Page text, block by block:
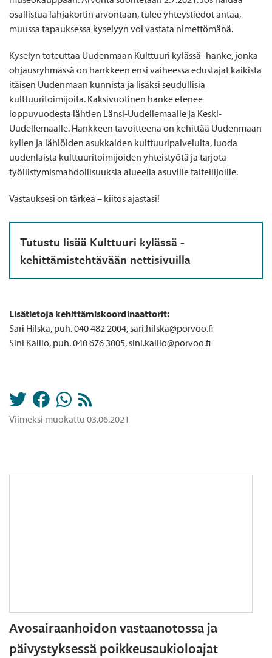
osallistua lahjakortin arvontaan, tulee yhteystiedot antaa,
muussa tapauksessa kyselyyn voi vastata nimettömänä.
Kyselyn toteuttaa Uudenmaan Kulttuuri kylässä -hanke, jonka
ohjausryhmässä on hankkeen ensi vaiheessa edustajat kaikista
itäisen Uudenmaan kunnista ja lisäksi seudullisia
kulttuuritoimijoita. Kaksivuotinen hanke etenee
loppuvuodesta lähtien Länsi-Uudellemaalle ja Keski-
Uudellemaalle. Hankkeen tavoitteena on kehittää Uudenmaan
kylien ja lähiöiden asukkaiden kulttuuripalveluita, luoda
uudenlaista kulttuuritoimijoiden yhteistyötä ja tarjota
työllistymismahdollisuuksia alueella asuville taiteilijoille.
Vastauksesi on tärkeä – kiitos ajastasi!
Tutustu lisää Kulttuuri kylässä -
kehittämistehtävään nettisivuilla
Lisätietoja kehittämiskoordinaattorit:
Sari Hilska, puh. 040 482 2004, sari.hilska@porvoo.fi
Sini Kallio, puh. 040 676 3005, sini.kallio@porvoo.fi
Viimeksi muokattu 03.06.2021
Avosairaanhoidon vastaanotossa ja
päivystyksessä poikkeusaukioloajat